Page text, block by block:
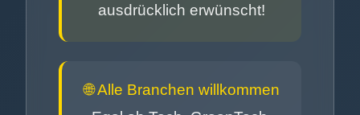
ausdrücklich erwünscht!
🌐 Alle Branchen willkommen